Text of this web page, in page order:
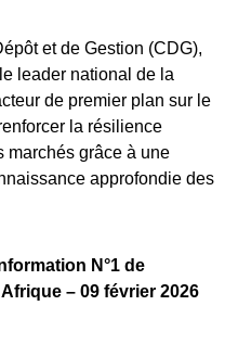
et de Gestion (CDG),
leader national de la
de premier plan sur le
la résilience
marchés grâce à une
approfondie des
N°1 de
– 09 février 2026